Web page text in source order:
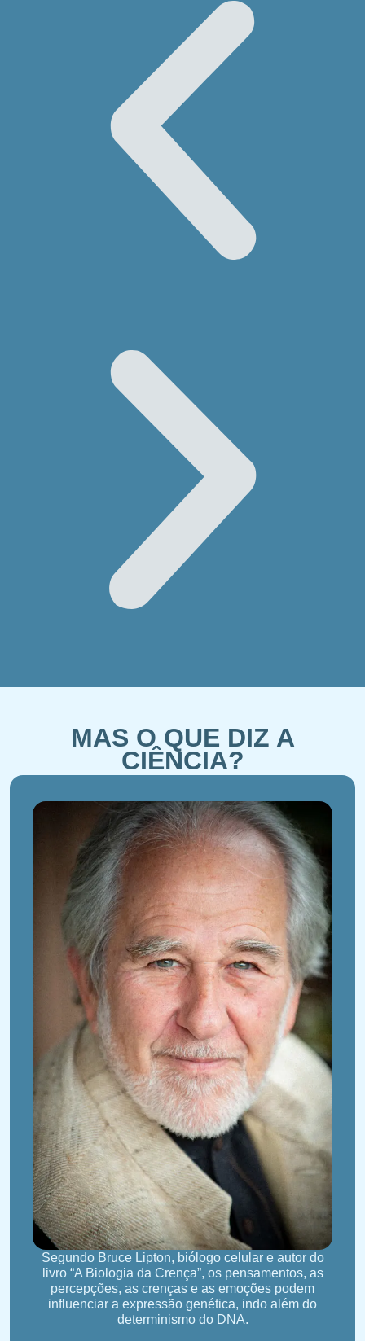
MAS O QUE DIZ A
CIÊNCIA?
Segundo Bruce Lipton, biólogo celular e autor do
livro “A Biologia da Crença”, os pensamentos, as
percepções, as crenças e as emoções podem
influenciar a expressão genética, indo além do
determinismo do DNA.